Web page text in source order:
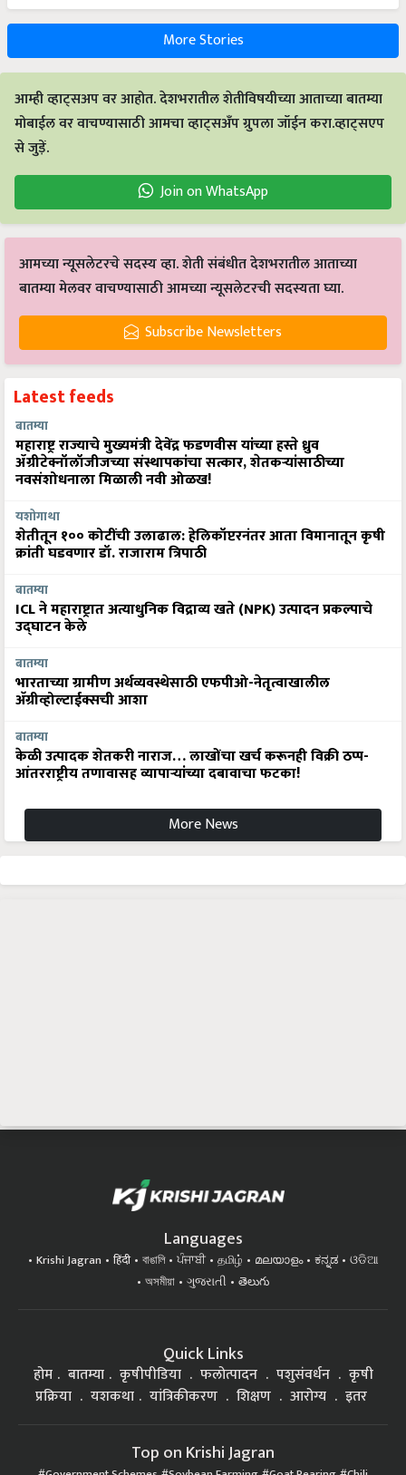
More Stories
आम्ही व्हाट्सअप वर आहोत. देशभरातील शेतीविषयीच्या आताच्या बातम्या
मोबाईल वर वाचण्यासाठी आमचा व्हाट्सअँप ग्रुपला जॉईन करा.व्हाट्सएप
से जुड़ें.
Join on WhatsApp
आमच्या न्यूसलेटरचे सदस्य व्हा. शेती संबंधीत देशभरातील आताच्या
बातम्या मेलवर वाचण्यासाठी आमच्या न्यूसलेटरची सदस्यता घ्या.
Subscribe Newsletters
Latest feeds
बातम्या
महाराष्ट्र राज्याचे मुख्यमंत्री देवेंद्र फडणवीस यांच्या हस्ते ध्रुव
ॲग्रीटेक्नॉलॉजीजच्या संस्थापकांचा सत्कार, शेतकऱ्यांसाठीच्या
नवसंशोधनाला मिळाली नवी ओळख!
यशोगाथा
शेतीतून १०० कोटींची उलाढाल: हेलिकॉप्टरनंतर आता विमानातून कृषी
क्रांती घडवणार डॉ. राजाराम त्रिपाठी
बातम्या
ICL ने महाराष्ट्रात अत्याधुनिक विद्राव्य खते (NPK) उत्पादन प्रकल्पाचे
उद्घाटन केले
बातम्या
भारताच्या ग्रामीण अर्थव्यवस्थेसाठी एफपीओ-नेतृत्वाखालील
अ‍ॅग्रीव्होल्टाईक्सची आशा
बातम्या
केळी उत्पादक शेतकरी नाराज… लाखोंचा खर्च करूनही विक्री ठप्प-
आंतरराष्ट्रीय तणावासह व्यापाऱ्यांच्या दबावाचा फटका!
More News
Languages
Krishi Jagran हिंदी বাঙালি ਪੰਜਾਬੀ தமிழ் മലയാളം ಕನ್ನಡ
ଓଡିଆ
অসমীয়া
ગુજરાતી తెలుగు
Quick Links
होम बातम्या कृषीपीडिया फलोत्पादन पशुसंवर्धन
कृषी
प्रक्रिया
यशकथा यांत्रिकीकरण शिक्षण आरोग्य इतर
Top on Krishi Jagran